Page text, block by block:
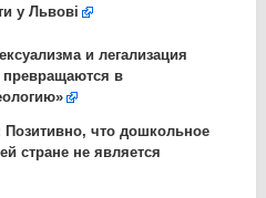
у Львові
и легализация
в
Позитивно, что дошкольное
стране не является